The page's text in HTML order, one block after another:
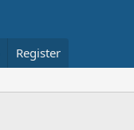
Register